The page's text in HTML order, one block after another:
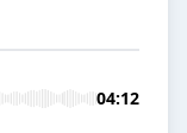
04:12